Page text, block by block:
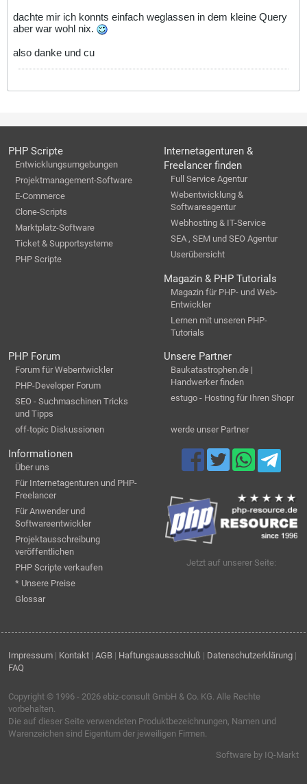
dachte mir ich konnts einfach weglassen in dem kleine Query
aber war wohl nix.
also danke und cu
PHP Scripte
Entwicklungsumgebungen
Projektmanagement-Software
E-Commerce
Clone-Scripts
Marktplatz-Software
Ticket & Supportsysteme
PHP Scripte
Internetagenturen &
Freelancer finden
Full Service Agentur
Webentwicklung &
Softwareagentur
Webhosting & IT-Service
SEA , SEM und SEO Agentur
Userübersicht
Magazin & PHP Tutorials
Magazin für PHP- und Web-
Entwickler
Lernen mit unseren PHP-
Tutorials
PHP Forum
Forum für Webentwickler
PHP-Developer Forum
SEO - Suchmaschinen Tricks
und Tipps
off-topic Diskussionen
Unsere Partner
Baukatastrophen.de |
Handwerker finden
estugo - Hosting für Ihren Shopr
werde unser Partner
Informationen
Über uns
Für Internetagenturen und PHP-
Freelancer
Für Anwender und
Softwareentwickler
Projektausschreibung
veröffentlichen
PHP Scripte verkaufen
* Unsere Preise
Glossar
Jetzt auf unserer Seite:
Impressum | Kontakt | AGB | Haftungsaussschluß | Datenschutzerklärung |
FAQ
Copyright © 1996 - 2026 ebiz-consult GmbH & Co. KG. Alle Rechte
vorbehalten.
Die auf dieser Seite verwendeten Produktbezeichnungen, Namen und
Warenzeichen sind Eigentum der jeweiligen Firmen.
Software by IQ-Markt